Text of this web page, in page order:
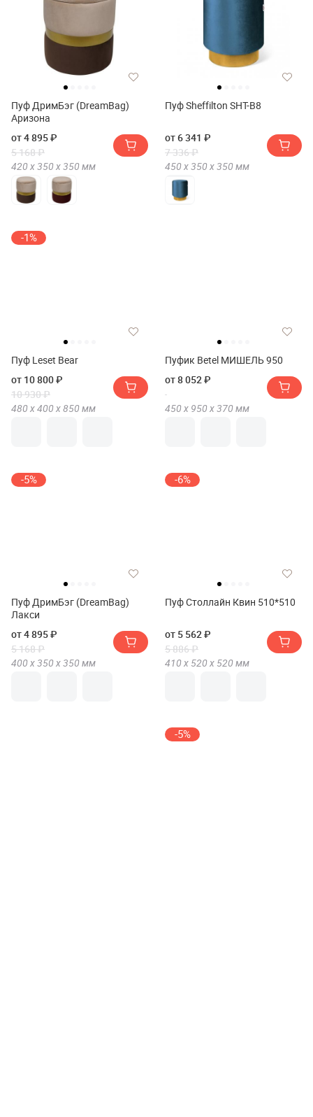
Пуф ДримБэг (DreamBag)
Аризона
от 4 895 ₽
5 168 ₽
420 х350 х350 мм
Пуф Sheffilton SHT-B8
от 6 341 ₽
7 336 ₽
450 х350 х350 мм
-1%
Пуф Leset Bear
от 10 800 ₽
10 930 ₽
480 х400 х850 мм
Пуфик Betel МИШЕЛЬ 950
от 8 052 ₽
450 х 950 х370 мм
-5%
Пуф ДримБэг (DreamBag)
Лакси
от 4 895 ₽
5 168 ₽
400 х350 х350 мм
-6%
Пуф Столлайн Квин 510*510
от 5 562 ₽
5 886 ₽
410 х 520 х 520 мм
-5%